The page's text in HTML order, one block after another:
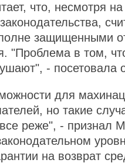
что, несмотря на
защищенными
"Проблема в том,
- посетовала
для
но такие
реже", - признал
на возврат